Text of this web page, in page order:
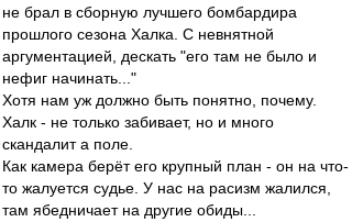
не брал в сборную лучшего бомбардира
прошлого сезона Халка. С невнятной
аргументацией, дескать "его там не было и
нефиг начинать..."
Хотя нам уж должно быть понятно, почему.
Халк - не только забивает, но и много
скандалит а поле.
Как камера берёт его крупный план - он на что-
то жалуется судье. У нас на расизм жалился,
там ябедничает на другие обиды...